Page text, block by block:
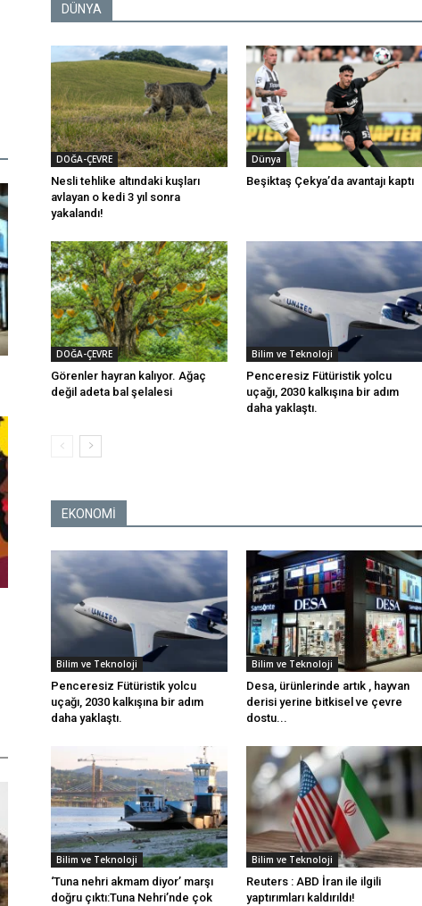
DÜNYA
DOĞA-ÇEVRE
Nesli tehlike altındaki kuşları
avlayan o kedi 3 yıl sonra
yakalandı!
Dünya
Beşiktaş Çekya’da avantajı kaptı
DOĞA-ÇEVRE
Görenler hayran kalıyor. Ağaç
değil adeta bal şelalesi
Bilim ve Teknoloji
Penceresiz Fütüristik yolcu
uçağı, 2030 kalkışına bir adım
daha yaklaştı.
EKONOMİ
Bilim ve Teknoloji
Penceresiz Fütüristik yolcu
uçağı, 2030 kalkışına bir adım
daha yaklaştı.
Bilim ve Teknoloji
Desa, ürünlerinde artık , hayvan
derisi yerine bitkisel ve çevre
dostu...
Bilim ve Teknoloji
‘Tuna nehri akmam diyor’ marşı
doğru çıktı:Tuna Nehri’nde çok
Bilim ve Teknoloji
Reuters : ABD İran ile ilgili
yaptırımları kaldırıldı!